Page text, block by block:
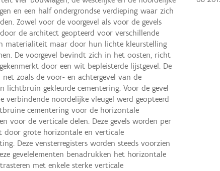
en een half ondergrondse verdieping waar zich
Zowel voor de voorgevel als voor de gevels
de architect geopteerd voor verschillende
materialiteit maar door hun lichte kleurstelling
De voorgevel bevindt zich in het oosten, richt
door een wit bepleisterde lijstgevel. De
zoals de voor- en achtergevel van de
lichtbruin gekleurde cementering. Voor de gevel
noordelijke vleugel werd geopteerd
cementering voor de horizontale
voor de verticale delen. Deze gevels worden per
door grote horizontale en verticale
Deze vensterregisters worden steeds voorzien
gevelelementen benadrukken het horizontale
met enkele sterke verticale